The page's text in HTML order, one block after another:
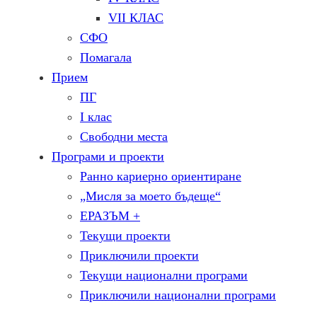
VII КЛАС
СФО
Помагала
Прием
ПГ
I клас
Свободни места
Програми и проекти
Ранно кариерно ориентиране
„Мисля за моето бъдеще“
ЕРАЗЪМ +
Текущи проекти
Приключили проекти
Текущи национални програми
Приключили национални програми